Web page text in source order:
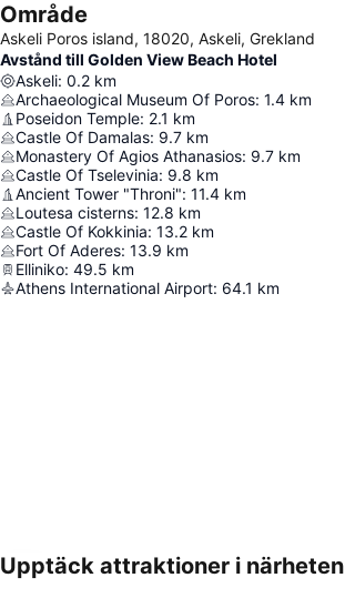
Område
Askeli Poros island, 18020, Askeli, Grekland
Avstånd till Golden View Beach Hotel
Askeli: 0.2 km
Archaeological Museum Of Poros: 1.4 km
Poseidon Temple: 2.1 km
Castle Of Damalas: 9.7 km
Monastery Of Agios Athanasios: 9.7 km
Castle Of Tselevinia: 9.8 km
Ancient Tower "Throni": 11.4 km
Loutesa cisterns: 12.8 km
Castle Of Kokkinia: 13.2 km
Fort Of Aderes: 13.9 km
Elliniko: 49.5 km
Athens International Airport: 64.1 km
Förstora kartan
Upptäck attraktioner i närheten